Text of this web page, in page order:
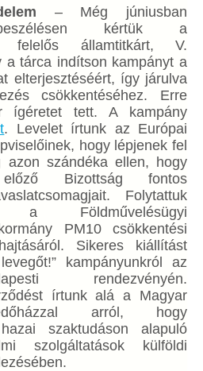
– Még júniusban
kértük a
felelős államtitkárt, V.
a tárca indítson kampányt a
elterjesztéséért, így járulva
csökkentéséhez. Erre
ígéretet tett. A kampány
. Levelet írtunk az Európai
hogy lépjenek fel
azon szándéka ellen, hogy
Bizottság fontos
Folytattuk
a Földművelésügyi
PM10 csökkentési
Sikeres kiállítást
kampányunkról az
rendezvényén.
írtunk alá a Magyar
arról, hogy
szaktudáson alapuló
szolgáltatások külföldi